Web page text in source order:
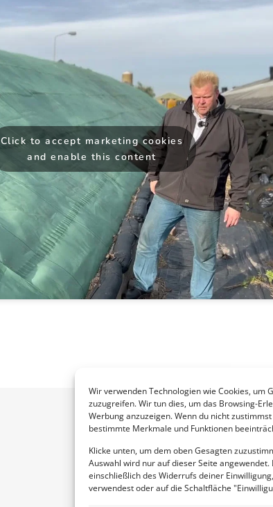
Wir verwenden Technologien wie Cookies,
zuzugreifen. Wir tun dies, um das Browsing-
Werbung anzuzeigen. Wenn du nicht
bestimmte Merkmale und Funktionen
Klicke unten, um dem oben Gesagten
Auswahl wird nur auf dieser Seite
einschließlich des Widerrufs deiner
verwendest oder auf die Schaltfläche
Click to accept marketing cookies
and enable this content